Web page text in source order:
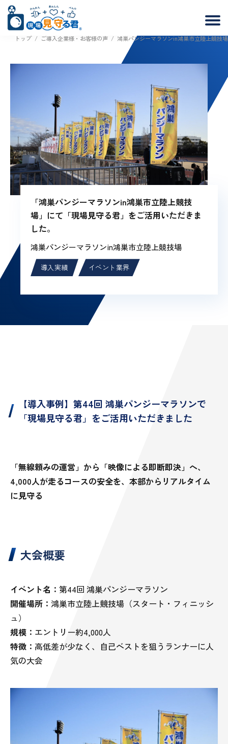
トップ / ご導入企業様・お客様の声 / 鴻巣パンジーマラソンin鴻巣市立陸上競技場
「鴻巣パンジーマラソンin鴻巣市立陸上競技
場」にて「現場見守る君」をご活用いただきま
した。
鴻巣パンジーマラソンin鴻巣市立陸上競技場
導入実績 イベント業界
【導入事例】第44回 鴻巣パンジーマラソンで
「現場見守る君」をご活用いただきました
「無線頼みの運営」から「映像による即断即決」へ、
4,000人が走るコースの安全を、本部からリアルタイム
に見守る
大会概要
イベント名： 第44回 鴻巣パンジーマラソン
開催場所： 鴻巣市立陸上競技場（スタート・フィニッシ
ュ）
規模： エントリー約4,000人
特徴： 高低差が少なく、自己ベストを狙うランナーに人
気の大会